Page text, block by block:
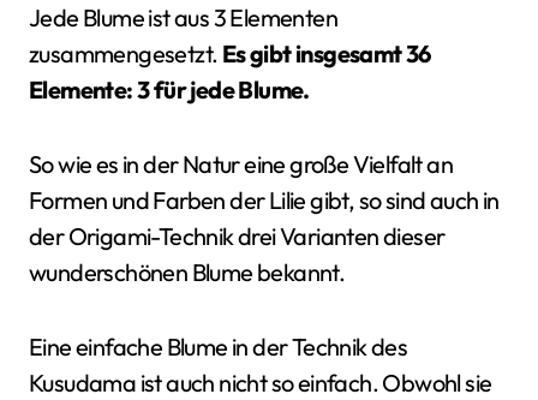
Jede Blume ist aus 3 Elementen
zusammengesetzt. Es gibt insgesamt 36
Elemente: 3 für jede Blume.
So wie es in der Natur eine große Vielfalt an
Formen und Farben der Lilie gibt, so sind auch in
der Origami-Technik drei Varianten dieser
wunderschönen Blume bekannt.
Eine einfache Blume in der Technik des
Kusudama ist auch nicht so einfach. Obwohl sie